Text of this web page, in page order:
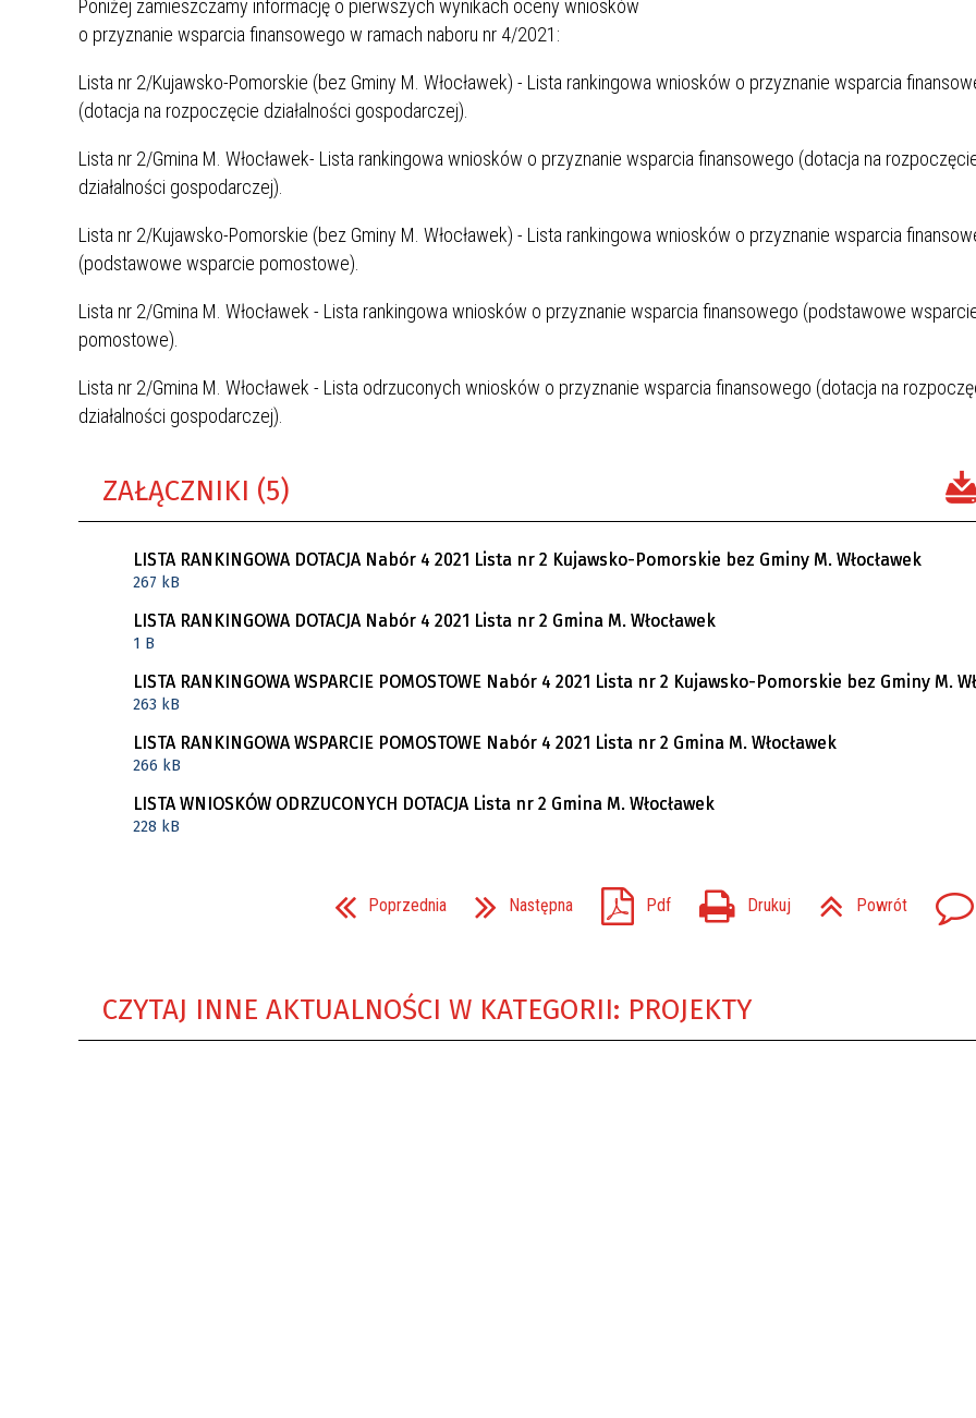
ARP_POŻYCZKA ANTYINFLACYJNA
GRUNTOWEJ, STANOWIĄCEJ
WŁASNOŚĆ SKARBU PAŃSTWA,
DUNINOWSKIEJ, OZNACZONEJ JAKO
DZIAŁKA EWIDENCYJNA NR 26/2
(WŁOCŁAWEK KM 93) O POW. 0,0835
HA.
Poniżej zamieszczamy informację o pierwszych wynikach oceny wniosków
o przyznanie wsparcia finansowego w ramach naboru nr 4/2021:
Lista nr 2/Kujawsko-Pomorskie (bez Gminy M. Włocławek) - Lista rankingowa wniosków o przyznanie wsparcia
(dotacja na rozpoczęcie działalności gospodarczej).
Lista nr 2/Gmina M. Włocławek- Lista rankingowa wniosków o przyznanie wsparcia finansowego (dotacja na
działalności gospodarczej).
Lista nr 2/Kujawsko-Pomorskie (bez Gminy M. Włocławek) - Lista rankingowa wniosków o przyznanie wsparcia
(podstawowe wsparcie pomostowe).
Lista nr 2/Gmina M. Włocławek - Lista rankingowa wniosków o przyznanie wsparcia finansowego (podstawowe
pomostowe).
Lista nr 2/Gmina M. Włocławek - Lista odrzuconych wniosków o przyznanie wsparcia finansowego (dotacja na
działalności gospodarczej).
ZAŁĄCZNIKI (5)
LISTA RANKINGOWA DOTACJA Nabór 4 2021 Lista nr 2 Kujawsko-Pomorskie bez Gminy M. Włocławek
267 kB
LISTA RANKINGOWA DOTACJA Nabór 4 2021 Lista nr 2 Gmina M. Włocławek
1 B
LISTA RANKINGOWA WSPARCIE POMOSTOWE Nabór 4 2021 Lista nr 2 Kujawsko-Pomorskie bez Gminy M.
263 kB
LISTA RANKINGOWA WSPARCIE POMOSTOWE Nabór 4 2021 Lista nr 2 Gmina M. Włocławek
266 kB
LISTA WNIOSKÓW ODRZUCONYCH DOTACJA Lista nr 2 Gmina M. Włocławek
228 kB
Poprzednia Następna Pdf Drukuj Powrót
CZYTAJ INNE AKTUALNOŚCI W KATEGORII: PROJEKTY